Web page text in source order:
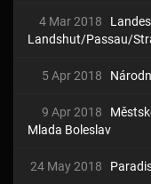
4 Mar 2018
Landshut/Passau/
5 Apr 2018
9 Apr 2018
Mlada Boleslav
24 May 2018